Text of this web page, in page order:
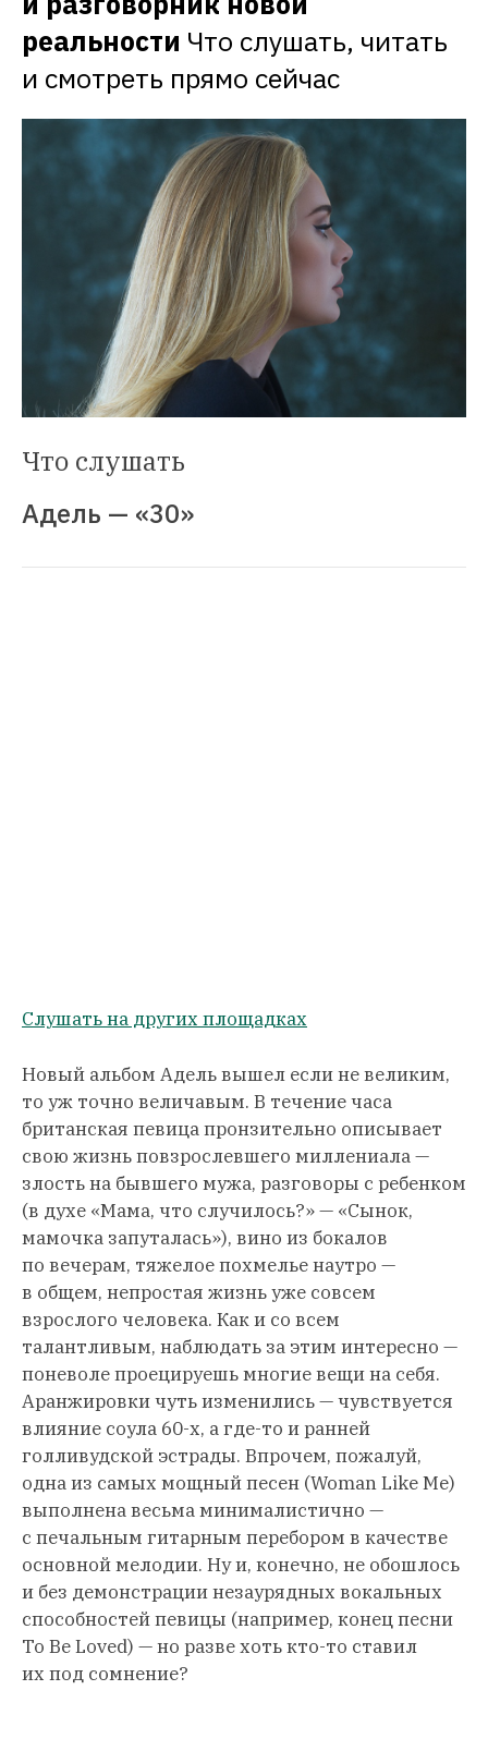
реальности Что слушать, читать
и смотреть прямо сейчас
Что слушать
Адель — «30»
Слушать на других площадках
Новый альбом Адель вышел если не великим,
то уж точно величавым. В течение часа
британская певица пронзительно описывает
свою жизнь повзрослевшего миллениала —
злость на бывшего мужа, разговоры с ребенком
(в духе «Мама, что случилось?» — «Сынок,
мамочка запуталась»), вино из бокалов
по вечерам, тяжелое похмелье наутро —
в общем, непростая жизнь уже совсем
взрослого человека. Как и со всем
талантливым, наблюдать за этим интересно —
поневоле проецируешь многие вещи на себя.
Аранжировки чуть изменились — чувствуется
влияние соула 60-х, а где-то и ранней
голливудской эстрады. Впрочем, пожалуй,
одна из самых мощный песен (Woman Like Me)
выполнена весьма минималистично —
с печальным гитарным перебором в качестве
основной мелодии. Ну и, конечно, не обошлось
и без демонстрации незаурядных вокальных
способностей певицы (например, конец песни
To Be Loved) — но разве хоть кто-то ставил
их под сомнение?